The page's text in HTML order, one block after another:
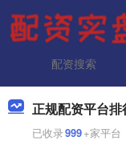
正规配资平台排
已收录999+家平台